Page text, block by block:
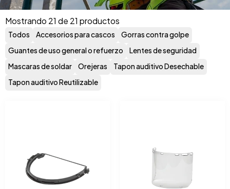
Mostrando 21 de 21 productos
Todos Accesorios para cascos
Gorras contra golpe
Guantes de uso general o refuerzo
Lentes de seguridad
Mascaras de soldar
Orejeras
Tapon auditivo Desechable
Tapon auditivo Reutilizable